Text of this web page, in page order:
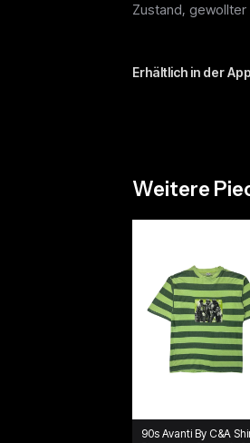
Zustand, gewollter
Weitere
90s Avanti By C&A